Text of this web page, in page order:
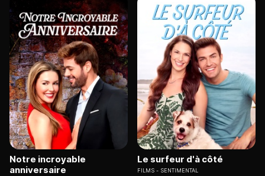
Notre incroyable
anniversaire
Le surfeur d'à côté
FILMS SENTIMENTAL